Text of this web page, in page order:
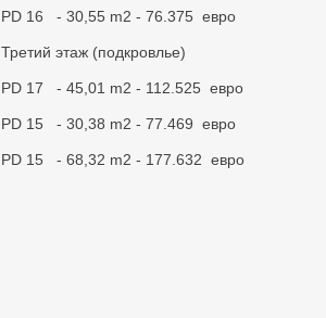
PD 16 - 30,55 m2 - 76.375 евро
Третий этаж (подкровлье)
PD 17 - 45,01 m2 - 112.525 евро
PD 15 - 30,38 m2 - 77.469 евро
PD 15 - 68,32 m2 - 177.632 евро